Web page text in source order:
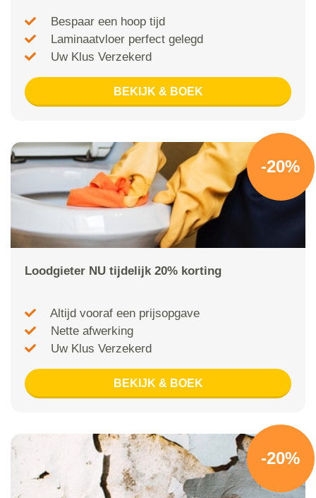
Bespaar een hoop tijd
Laminaatvloer perfect gelegd
Uw Klus Verzekerd
BEKIJK & BOEK
-20%
Loodgieter NU tijdelijk 20% korting
Altijd vooraf een prijsopgave
Nette afwerking
Uw Klus Verzekerd
BEKIJK & BOEK
-20%